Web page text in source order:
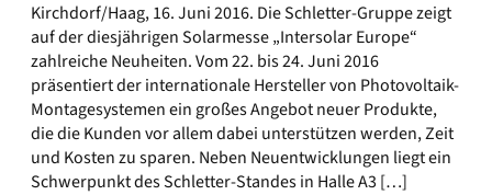
Kirchdorf/Haag, 16. Juni 2016. Die Schletter-Gruppe zeigt
auf der diesjährigen Solarmesse „Intersolar Europe“
zahlreiche Neuheiten. Vom 22. bis 24. Juni 2016
präsentiert der internationale Hersteller von Photovoltaik-
Montagesystemen ein großes Angebot neuer Produkte,
die die Kunden vor allem dabei unterstützen werden, Zeit
und Kosten zu sparen. Neben Neuentwicklungen liegt ein
Schwerpunkt des Schletter-Standes in Halle A3 […]